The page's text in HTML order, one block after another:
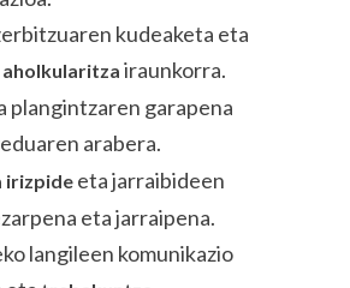
kudeaketa eta
iraunkorra.
plangintzaren garapena
arabera.
irizpide eta jarraibideen
eta jarraipena.
langileen komunikazio